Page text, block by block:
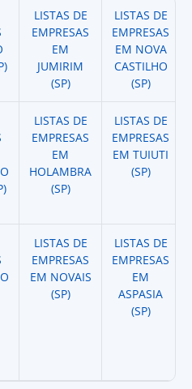
LISTAS DE
EMPRESAS
EM
JUMIRIM
(SP)
LISTAS DE
EMPRESAS
EM NOVA
CASTILHO
(SP)
LISTAS DE
EMPRESAS
EM
HOLAMBRA
(SP)
LISTAS DE
EMPRESAS
EM TUIUTI
(SP)
LISTAS DE
EMPRESAS
EM NOVAIS
(SP)
LISTAS DE
EMPRESAS
EM
ASPASIA
(SP)